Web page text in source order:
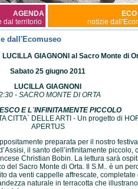
AGENDA
dal territorio
notizie
dall'Ecomuseo
LUCILLA GIAGNONI al Sacro Monte di
Sabato 25 giugno 2011
LUCILLA GIAGNONI
- SACRO MONTE DI ORTA
E L`INFINITAMENTE PICCOLO
CITTA` DELLE ARTI - Un progetto di
APERTUS
preparata per il nostro
il santo dell’infinitamente piccolo,
Christian Bobin. La lettura sarà
del Sacro Monte di Orta. Il S.M.. è un
da venti cappelle affrescate, completate
naturale in terracotta che